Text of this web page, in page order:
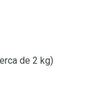
de 2 kg)